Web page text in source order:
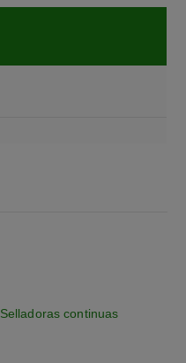
Selladoras continuas